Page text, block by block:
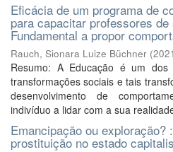
Eficácia de um programa de
para capacitar professores
Fundamental a propor
Rauch, Sionara Luize Büchner (2021
Resumo: A Educação é um
transformações sociais e tais
desenvolvimento de
indivíduo a lidar com a sua
Emancipação ou exploração?
prostituição no estado